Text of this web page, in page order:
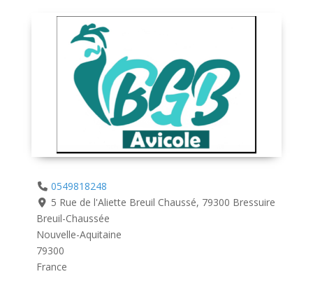
0549818248
5 Rue de l'Aliette Breuil Chaussé, 79300 Bressuire
Breuil-Chaussée
Nouvelle-Aquitaine
79300
France